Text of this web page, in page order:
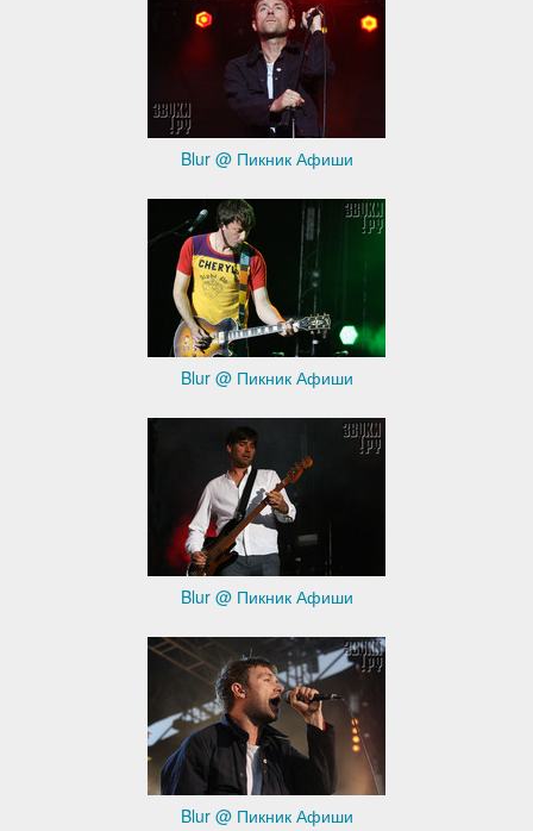
Blur @ Пикник Афиши
Blur @ Пикник Афиши
Blur @ Пикник Афиши
Blur @ Пикник Афиши